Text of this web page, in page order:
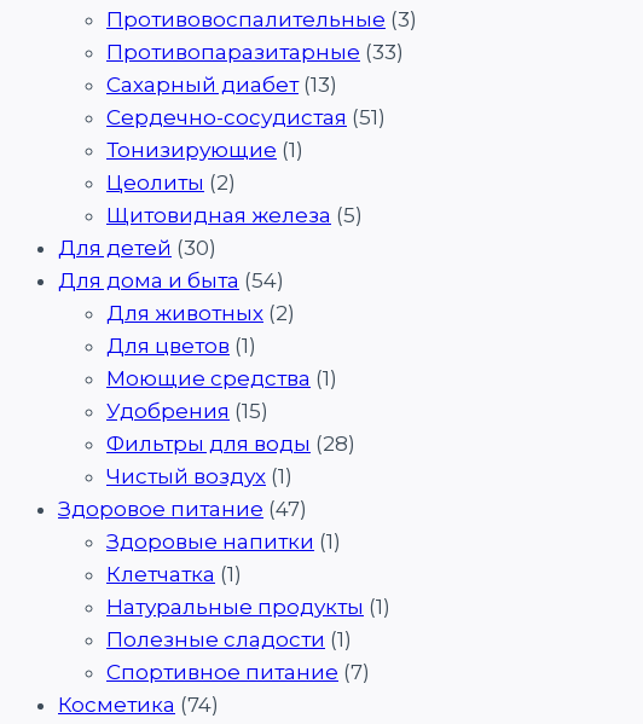
Противовоспалительные (3)
Противопаразитарные (33)
Сахарный диабет (13)
Сердечно-сосудистая (51)
Тонизирующие (1)
Цеолиты (2)
Щитовидная железа (5)
Для детей (30)
Для дома и быта (54)
Для животных (2)
Для цветов (1)
Моющие средства (1)
Удобрения (15)
Фильтры для воды (28)
Чистый воздух (1)
Здоровое питание (47)
Здоровые напитки (1)
Клетчатка (1)
Натуральные продукты (1)
Полезные сладости (1)
Спортивное питание (7)
Косметика (74)